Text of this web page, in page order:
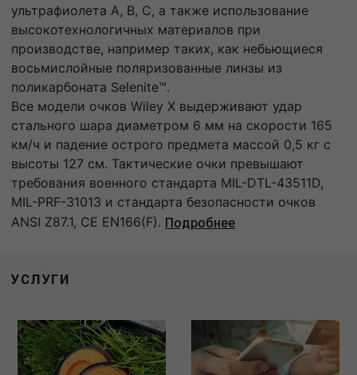
ультрафиолета А, В, С, а также использование
высокотехнологичных материалов при
производстве, например таких, как небьющиеся
восьмислойные поляризованные линзы из
поликарбоната Selenite™.
Все модели очков Wiley X выдерживают удар
стального шара диаметром 6 мм на скорости 165
км/ч и падение острого предмета массой 0,5 кг с
высоты 127 cм. Тактические очки превышают
требования военного стандарта MIL-DTL-43511D,
MIL-PRF-31013 и стандарта безопасности очков
ANSI Z87.1, CE EN166(F). Подробнее
УСЛУГИ